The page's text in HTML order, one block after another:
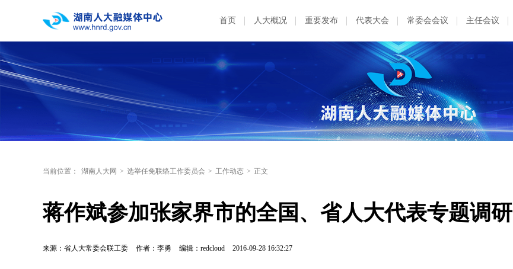
首页 人大概况 重要发布 代表大会 常委会会议 主任会议
当前位置： 湖南人大网 > 选举任免联络工作委员会 > 工作动态 > 正文
蒋作斌参加张家界市的全国、省人大代表专题调研
来源：省人大常委会联工委 作者：李勇 编辑：redcloud 2016-09-28 16:32:27